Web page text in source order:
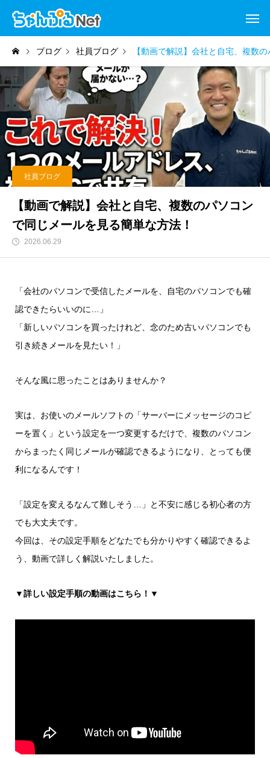
ブログ 社員ブログ 【動画で解説】会社と自宅、複数
社員ブログ
【動画で解説】会社と自宅、複数のパソコン
で同じメールを見る簡単な方法！
2026.06.29
「会社のパソコンで受信したメールを、自宅のパソコンでも確
認できたらいいのに…」
「新しいパソコンを買ったけれど、念のため古いパソコンでも
引き続きメールを見たい！」
そんな風に思ったことはありませんか？
実は、お使いのメールソフトの「サーバーにメッセージのコピ
ーを置く」という設定を一つ変更するだけで、複数のパソコン
からまったく同じメールが確認できるようになり、とっても便
利になるんです！
「設定を変えるなんて難しそう…」と不安に感じる初心者の方
でも大丈夫です。
今回は、その設定手順をどなたでも分かりやすく確認できるよ
う、動画で詳しく解説いたしました。
▼詳しい設定手順の動画はこちら！▼